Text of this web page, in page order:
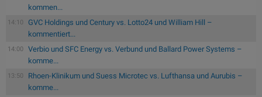
kommen...
14:10
GVC Holdings und Century vs. Lotto24 und William Hill –
kommentiert...
14:00
Verbio und SFC Energy vs. Verbund und Ballard Power Systems –
komme...
13:50
Rhoen-Klinikum und Suess Microtec vs. Lufthansa und Aurubis –
komme...